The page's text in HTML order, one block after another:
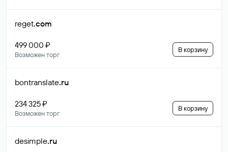
reget.com
499 000 ₽
Возможен торг
В корзину
bontranslate.ru
234 325 ₽
Возможен торг
В корзину
desimple.ru